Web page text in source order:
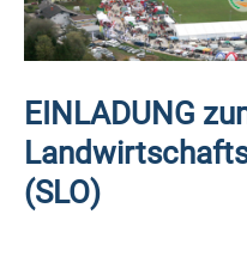
EINLADUNG
(SLO)